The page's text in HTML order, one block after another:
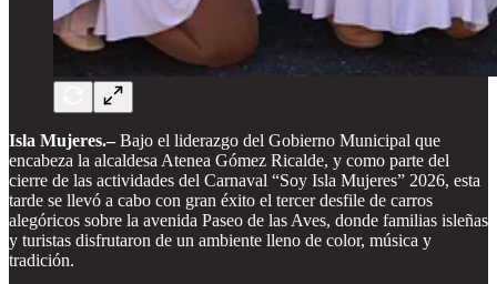
Isla Mujeres.–Bajo el liderazgo del Gobierno Municipal que
encabeza la alcaldesa Atenea Gómez Ricalde, y como parte del
cierre de las actividades del Carnaval “Soy Isla Mujeres” 2026, esta
tarde se llevó a cabo con gran éxito el tercer desfile de carros
alegóricos sobre la avenida Paseo de las Aves, donde familias isleñas
y turistas disfrutaron de un ambiente lleno de color, música y
tradición.